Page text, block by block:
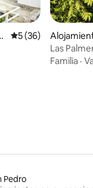
Calificación
5 (36)
Las
Familia ·
Pedro